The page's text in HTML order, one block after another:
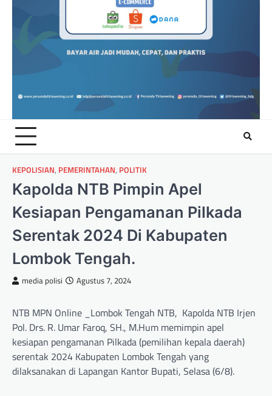
KEPOLISIAN, PEMERINTAHAN, POLITIK
Kapolda NTB Pimpin Apel
Kesiapan Pengamanan Pilkada
Serentak 2024 Di Kabupaten
Lombok Tengah.
media polisi Agustus 7, 2024
NTB MPN Online _Lombok Tengah NTB, Kapolda NTB Irjen
Pol. Drs. R. Umar Faroq, SH., M.Hum memimpin apel
kesiapan pengamanan Pilkada (pemilihan kepala daerah)
serentak 2024 Kabupaten Lombok Tengah yang
dilaksanakan di Lapangan Kantor Bupati, Selasa (6/8).